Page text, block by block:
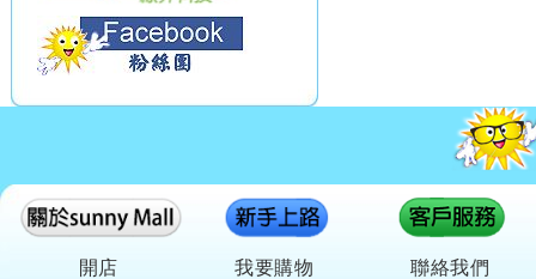
開店 我要購物 聯絡我們